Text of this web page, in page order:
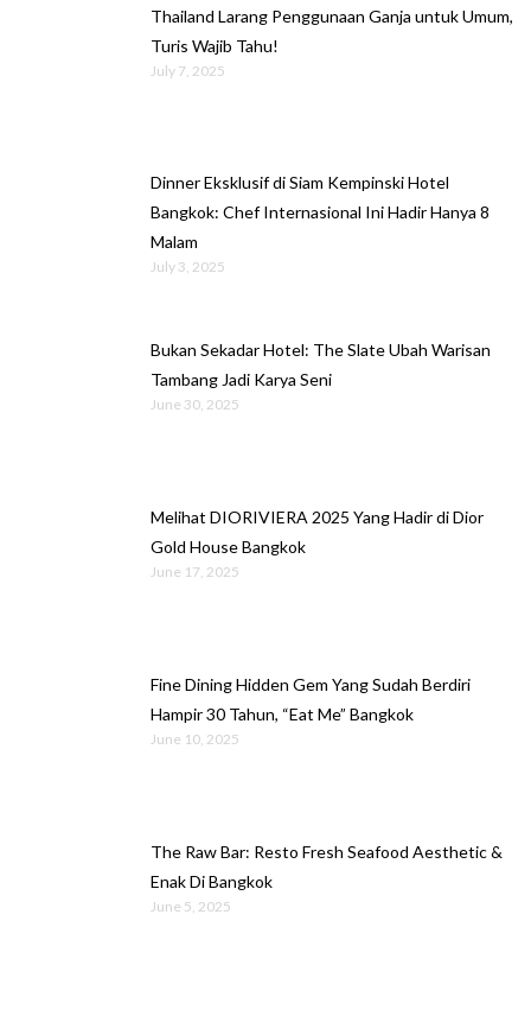
Thailand Larang Penggunaan Ganja untuk Umum,
Turis Wajib Tahu!
July 7, 2025
Dinner Eksklusif di Siam Kempinski Hotel
Bangkok: Chef Internasional Ini Hadir Hanya 8
Malam
July 3, 2025
Bukan Sekadar Hotel: The Slate Ubah Warisan
Tambang Jadi Karya Seni
June 30, 2025
Melihat DIORIVIERA 2025 Yang Hadir di Dior
Gold House Bangkok
June 17, 2025
Fine Dining Hidden Gem Yang Sudah Berdiri
Hampir 30 Tahun, “Eat Me” Bangkok
June 10, 2025
The Raw Bar: Resto Fresh Seafood Aesthetic &
Enak Di Bangkok
June 5, 2025